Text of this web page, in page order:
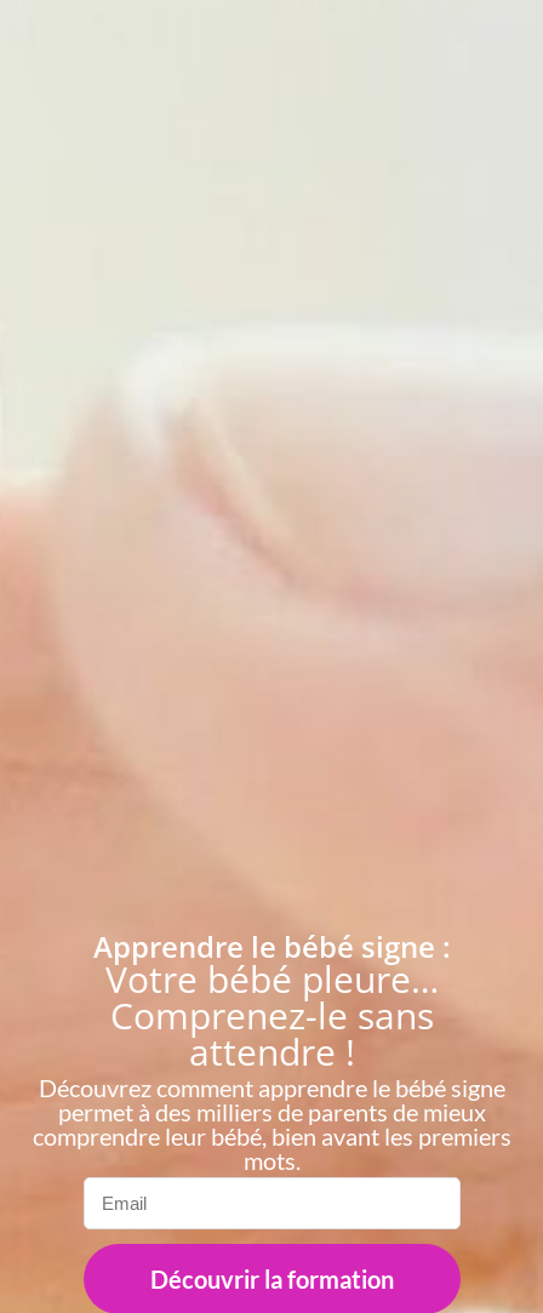
Apprendre le bébé signe :
Votre bébé pleure…
Comprenez-le sans
attendre !
Découvrez comment apprendre le bébé signe
permet à des milliers de parents de mieux
comprendre leur bébé, bien avant les premiers
mots.
Découvrir la formation